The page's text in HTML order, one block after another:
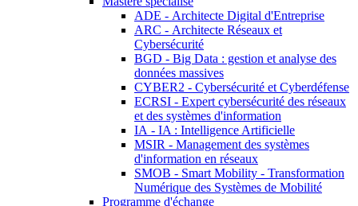
ADE - Architecte Digital d'Entreprise
ARC - Architecte Réseaux et
Cybersécurité
BGD - Big Data : gestion et analyse des
données massives
CYBER2 - Cybersécurité et Cyberdéfense
ECRSI - Expert cybersécurité des réseaux
et des systèmes d'information
IA - IA : Intelligence Artificielle
MSIR - Management des systèmes
d'information en réseaux
SMOB - Smart Mobility - Transformation
Numérique des Systèmes de Mobilité
Programme d'échange